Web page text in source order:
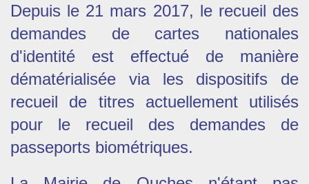
Depuis le 21 mars 2017, le recueil des
demandes de cartes nationales
d'identité est effectué de manière
dématérialisée via les dispositifs de
recueil de titres actuellement utilisés
pour le recueil des demandes de
passeports biométriques.